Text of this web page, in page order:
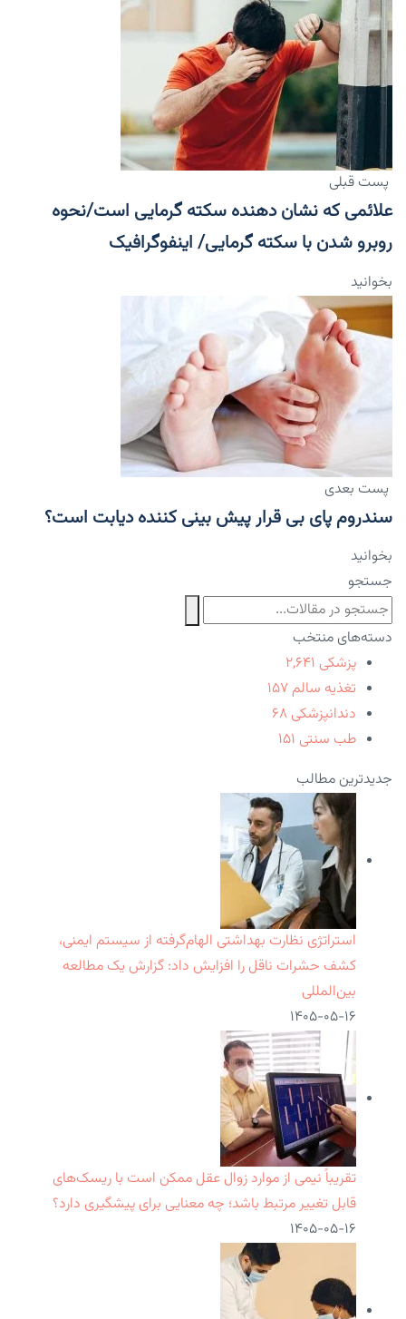
پست قبلی
علائمی که نشان دهنده سکته گرمایی است/نحوه
روبرو شدن با سکته گرمایی/ اینفوگرافیک
بخوانید
پست بعدی
سندروم پای بی قرار پیش بینی کننده دیابت است؟
بخوانید
جستجو
دسته‌های منتخب
پزشکی ۲,۶۴۱
تغذیه سالم ۱۵۷
دندانپزشکی ۶۸
طب سنتی ۱۵۱
جدیدترین مطالب
استراتژی نظارت بهداشتی الهام‌گرفته از سیستم ایمنی،
کشف حشرات ناقل را افزایش داد: گزارش یک مطالعه
بین‌المللی
۱۴۰۵-۰۵-۱۶
تقریباً نیمی از موارد زوال عقل ممکن است با ریسک‌های
قابل تغییر مرتبط باشد؛ چه معنایی برای پیشگیری دارد؟
۱۴۰۵-۰۵-۱۶